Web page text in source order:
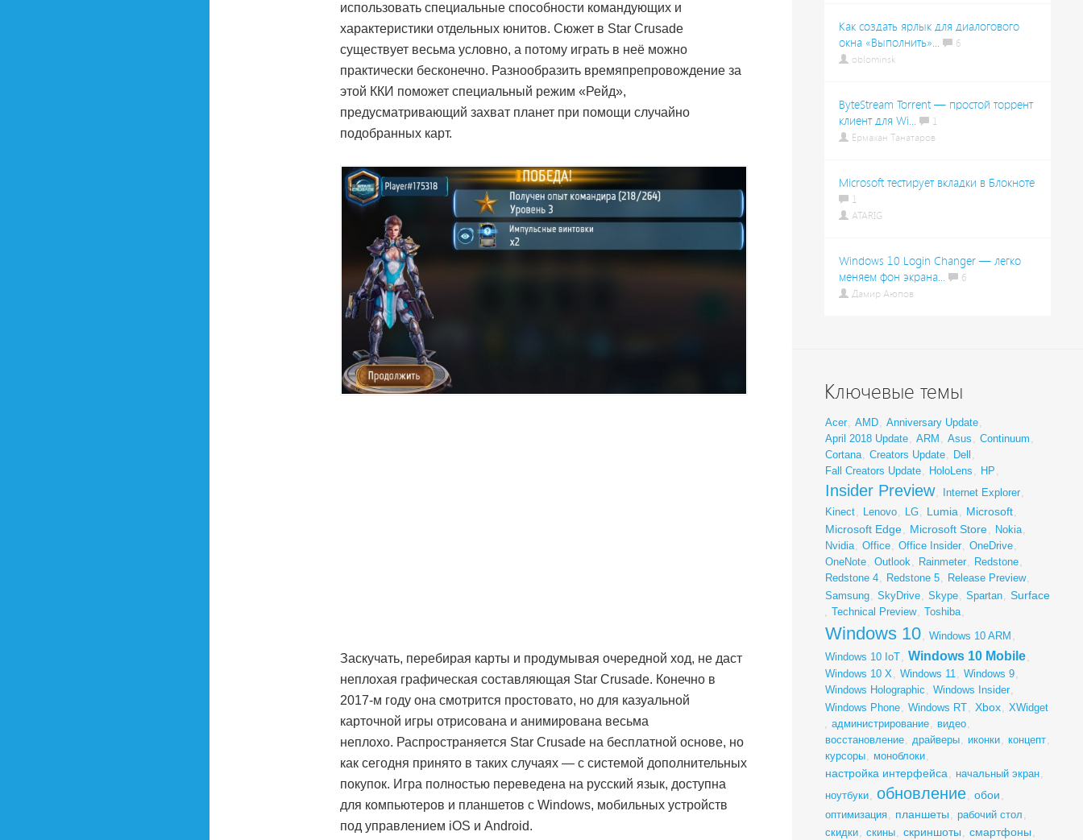
использовать специальные способности командующих и
характеристики отдельных юнитов. Сюжет в Star Crusade
существует весьма условно, а потому играть в неё можно
практически бесконечно. Разнообразить времяпрепровождение за
этой ККИ поможет специальный режим «Рейд»,
предусматривающий захват планет при помощи случайно
подобранных карт.
Заскучать, перебирая карты и продумывая очередной ход, не даст
неплохая графическая составляющая Star Crusade. Конечно в
2017-м году она смотрится простовато, но для казуальной
карточной игры отрисована и анимирована весьма
неплохо. Распространяется Star Crusade на бесплатной основе, но
как сегодня принято в таких случаях — с системой дополнительных
покупок. Игра полностью переведена на русский язык, доступна
для компьютеров и планшетов с Windows, мобильных устройств
под управлением iOS и Android.
Как создать ярлык для диалогового
окна «Выполнить»...
6
oblominsk
ByteStream Torrent — простой торрент
клиент для Wi...
1
Ермахан Танатаров
Microsoft тестирует вкладки в Блокноте
1
ATARIG
Windows 10 Login Changer — легко
меняем фон экрана...
6
Дамир Аюпов
Ключевые темы
Acer, AMD, Anniversary Update,
April 2018 Update, ARM , Asus , Continuum ,
Cortana, Creators Update, Dell ,
Fall Creators Update, HoloLens , HP ,
Insider Preview, Internet Explorer,
Kinect, Lenovo, LG, Lumia, Microsoft,
Microsoft Edge, Microsoft Store, Nokia,
Nvidia, Office, Office Insider, OneDrive,
OneNote, Outlook, Rainmeter, Redstone,
Redstone 4, Redstone 5, Release Preview,
Samsung, SkyDrive, Skype, Spartan, Surface
, Technical Preview, Toshiba,
Windows 10, Windows 10 ARM ,
Windows 10 IoT, Windows 10 Mobile,
Windows 10 X, Windows 11, Windows 9,
Windows Holographic , Windows Insider,
Windows Phone, Windows RT, Xbox, XWidget
, администрирование, видео,
восстановление, драйверы, иконки, концепт,
курсоры, моноблоки,
настройка интерфейса, начальный экран,
ноутбуки, обновление, обои ,
оптимизация, планшеты , рабочий стол ,
скидки, скины, скриншоты , смартфоны ,